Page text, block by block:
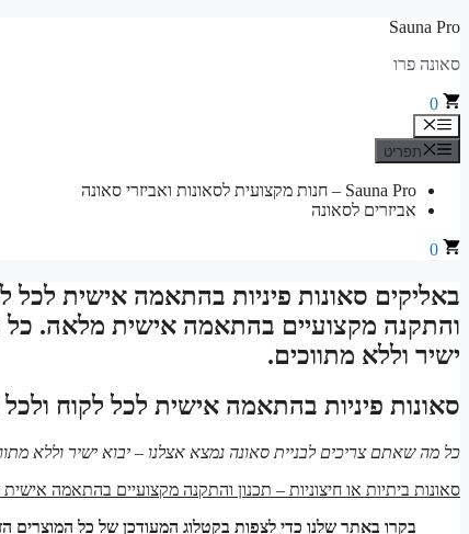
לדלג
Sauna Pro
סאונה פרו
0
תפריט
תפריט
Sauna Pro – חנות מקצועית לסאונות ואביזרי סאונה
אביזרים לסאונה
0
באליקים סאונות פיניות בהתאמה אישית לכל
והתקנה מקצועיים בהתאמה אישית מלאה. כל
ישיר וללא מתווכים.
סאונות פיניות בהתאמה אישית לכל לקוח
כל מה שאתם צריכים לבניית סאונה נמצא אצלנו – יבוא ישיר וללא
סאונות ביתיות או חיצוניות – תכנון והתקנה מקצועיים בהתאמה
בקרו באתר שלנו כדי לצפות בקטלוג המעודכן של כל המוצרים